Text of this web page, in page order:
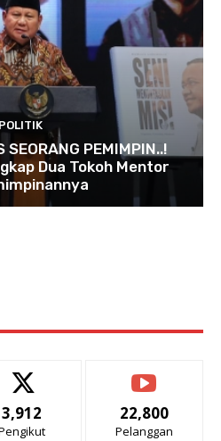
POLITIK
SEORANG PEMIMPIN..!
Dua Tokoh Mentor
3,912 22,800
Pelanggan